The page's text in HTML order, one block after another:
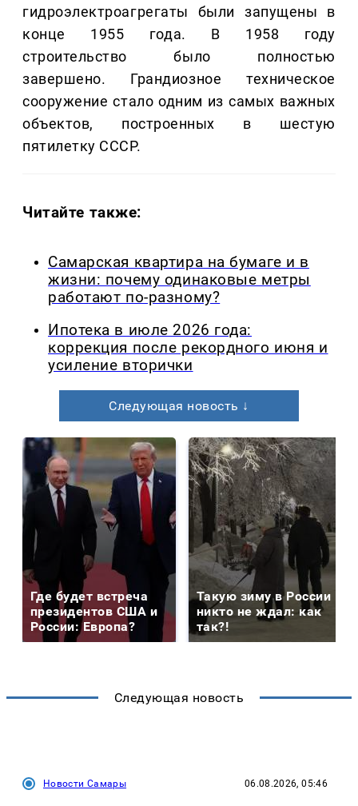
гидроэлектроагрегаты были запущены в
конце 1955 года. В 1958 году
строительство было полностью
завершено. Грандиозное техническое
сооружение стало одним из самых важных
объектов, построенных в шестую
пятилетку СССР.
Читайте также:
Самарская квартира на бумаге и в
жизни: почему одинаковые метры
работают по-разному?
Ипотека в июле 2026 года:
коррекция после рекордного июня и
усиление вторички
Следующая новость ↓
Где будет встреча
президентов США и
России: Европа?
Такую зиму в России
никто не ждал: как
так?!
Следующая новость
Новости Самары 06.08.2026, 05:46